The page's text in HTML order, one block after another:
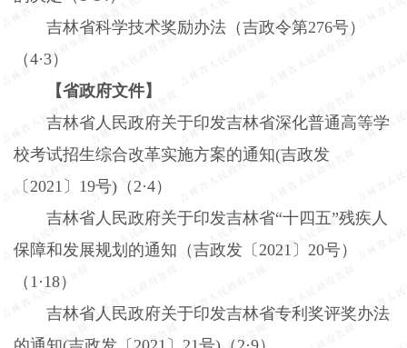
吉林省科学技术奖励办法（吉政令第276号）
（4·3）
【省政府文件】
吉林省人民政府关于印发吉林省深化普通高等学
校考试招生综合改革实施方案的通知(吉政发
〔2021 〕 19号) （ 2·4）
吉林省人民政府关于印发吉林省“十四五”残疾人
保障和发展规划的通知（吉政发〔2021 〕 20号）
（ 1 ·18）
吉林省人民政府关于印发吉林省专利奖评奖办法